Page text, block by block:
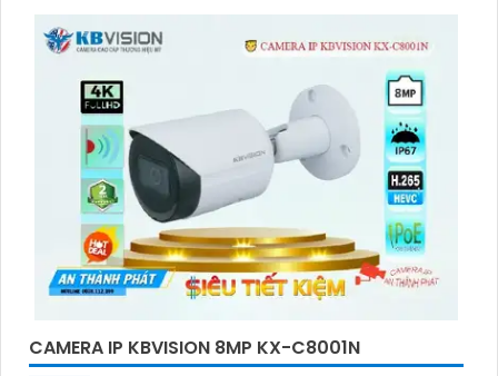
CAMERA IP KBVISION 8MP KX-C8001N